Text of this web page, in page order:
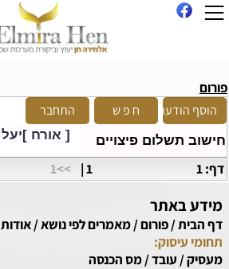
פורום
חישוב תשלום פיצויים [ אורח ]יעל
דף: 1 1
|
>>1
מידע באתר
דף הבית/פורום/מאמרים לפי נושא/אודות
תחומי עיסוק:
מעסיק/ עובד/מס הכנסה